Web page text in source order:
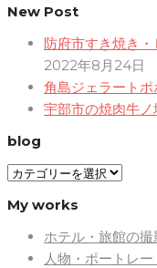
New Post
防府市すき焼き・
2022年8月24日
角島ジェラートポ
宇部市の焼肉牛ノ
blog
blog
My works
ホテル・旅館の撮
人物・ポートレー